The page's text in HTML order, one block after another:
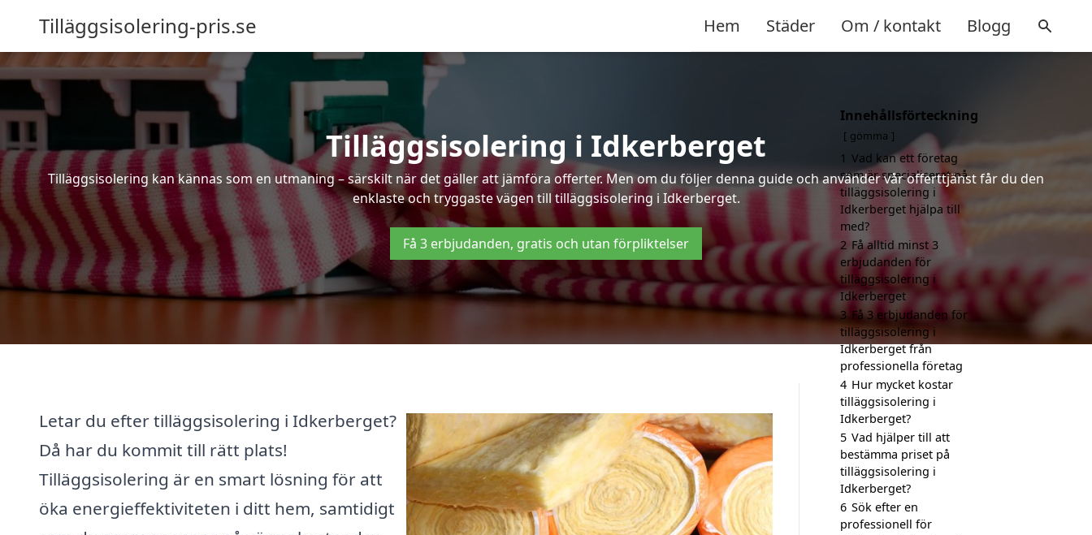
Tilläggsisolering-pris.se Hem Städer Om / kontakt Blogg
Tilläggsisolering i Idkerberget
Tilläggsisolering kan kännas som en utmaning – särskilt när det gäller att jämföra offerter. Men om du följer denna guide och använder vår offerttjänst får du den
enklaste och tryggaste vägen till tilläggsisolering i Idkerberget.
Få 3 erbjudanden, gratis och utan förpliktelser
Letar du efter tilläggsisolering i Idkerberget?
Då har du kommit till rätt plats!
Tilläggsisolering är en smart lösning för att
öka energieffektiviteten i ditt hem, samtidigt
Innehållsförteckning
gömma
1 Vad kan ett företag
som är specialiserat på
tilläggsisolering i
Idkerberget hjälpa till
med?
2 Få alltid minst 3
erbjudanden för
tilläggsisolering i
Idkerberget
3 Få 3 erbjudanden för
tilläggsisolering i
Idkerberget från
professionella företag
4 Hur mycket kostar
tilläggsisolering i
Idkerberget?
5 Vad hjälper till att
bestämma priset på
tilläggsisolering i
Idkerberget?
6 Sök efter en
professionell för